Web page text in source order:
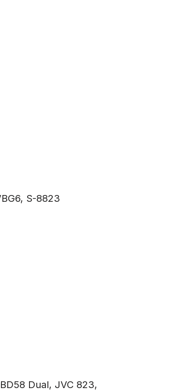
S-8823
Dual, JVC 823,